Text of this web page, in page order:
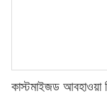
কাস্টমাইজড আবহাওয়া